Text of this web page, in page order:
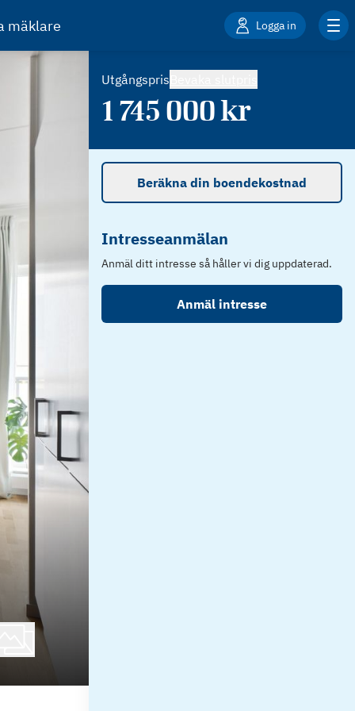
mäklare Logga in
Utgångspris
1 745 000kr
Beräkna din boendekostnad
Intresseanmälan
Anmäl ditt intresse så håller vi dig uppdaterad.
Anmäl intresse